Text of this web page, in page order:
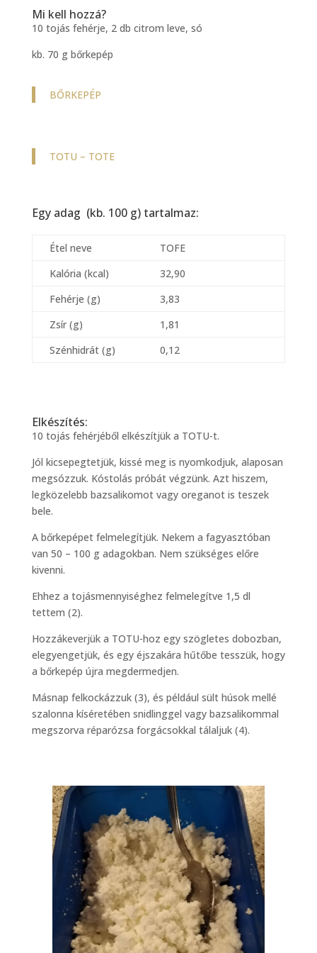
Mi kell hozzá?
10 tojás fehérje, 2 db citrom leve, só
kb. 70 g bőrkepép
BŐRKEPÉP
TOTU – TOTE
Egy adag (kb. 100 g) tartalmaz:
Étel neve
TOFE
Kalória (kcal)
32,90
Fehérje (g)
3,83
Zsír (g)
1,81
Szénhidrát (g)
0,12
Elkészítés:
10 tojás fehérjéből elkészítjük a TOTU-t.
Jól kicsepegtetjük, kissé meg is nyomkodjuk, alaposan
megsózzuk. Kóstolás próbát végzünk. Azt hiszem,
legközelebb bazsalikomot vagy oreganot is teszek
bele.
A bőrkepépet felmelegítjük. Nekem a fagyasztóban
van 50 – 100 g adagokban. Nem szükséges előre
kivenni.
Ehhez a tojásmennyiséghez felmelegítve 1,5 dl
tettem (2).
Hozzákeverjük a TOTU-hoz egy szögletes dobozban,
elegyengetjük, és egy éjszakára hűtőbe tesszük, hogy
a bőrkepép újra megdermedjen.
Másnap felkockázzuk (3), és például sült húsok mellé
szalonna kíséretében snidlinggel vagy bazsalikommal
megszorva réparózsa forgácsokkal tálaljuk (4).